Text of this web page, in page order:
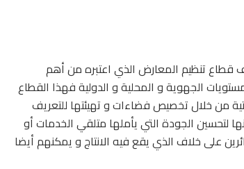
قطاع تنظيم المعارض الذي اعتبره من أهم
الجهوية و المحلية و الدولية فهذا القطاع
من خلال تخصيص فضاءات و تهيئتها للتعريف
لتحسين الجودة التي يأملها متلقي الخدمات أو
على خلاف الذي يقع فيه الانتاج و يمكنهم أيضا